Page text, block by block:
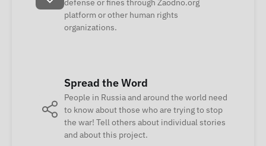
defense or fines through Zaodno.org
platform or other human rights
organizations.
Spread the Word
People in Russia and around the world need
to know about those who are trying to stop
the war! Tell others about individual stories
and about this project.